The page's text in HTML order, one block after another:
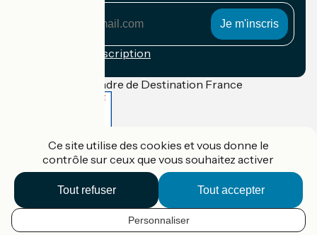
FR
Conditions d'inscription
Financé dans le cadre de Destination France
Accueil Vélo Pro
Contact
Mentions légales
Confidentialité
Contact
Réalisation :
et France Vélo Tourisme
Ce site utilise des cookies et vous donne le
contrôle sur ceux que vous souhaitez activer
Tout accepter
Tout refuser
Personnaliser